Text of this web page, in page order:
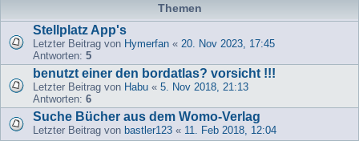
Themen
Stellplatz App's
Letzter Beitrag von Hymerfan « 20. Nov 2023, 17:45
Antworten: 5
benutzt einer den bordatlas? vorsicht !!!
Letzter Beitrag von Habu « 5. Nov 2018, 21:13
Antworten: 6
Suche Bücher aus dem Womo-Verlag
Letzter Beitrag von bastler123 « 11. Feb 2018, 12:04